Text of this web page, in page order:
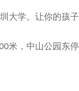
大学。让你的孩子
米，中山公园东停